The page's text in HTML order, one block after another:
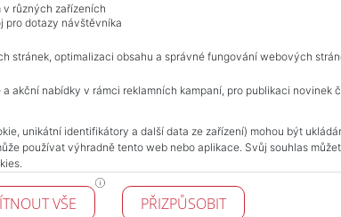
NAVIGACE
Obchodní podmínky
Ochrana osobních údajů
Realitní kanceláře
Kontakt
v různých zařízeních
pro dotazy návštěvníka
stránek, optimalizaci obsahu a správné fungování webových
akční nabídky v rámci reklamních kampaní, pro publikaci novinek
unikátní identifikátory a další data ze zařízení) mohou být
používat výhradně tento web nebo aplikace. Svůj souhlas
VŠE PŘIZPŮSOBIT